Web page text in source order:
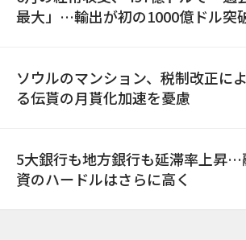
最大」…輸出が初の1000億ドル突
ソウルのマンション、税制改正によ
る伝貰の月貰化加速を憂慮
5大銀行も地方銀行も延滞率上昇…
資のハードルはさらに高く